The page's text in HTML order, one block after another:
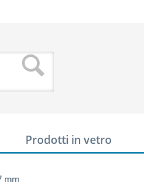
Prodotti in vetro
mm